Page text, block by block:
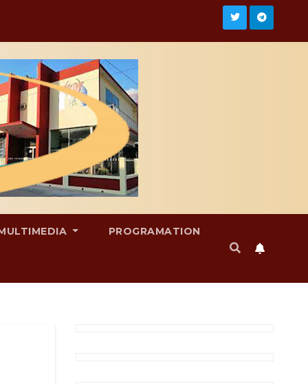
PROGRAMATION